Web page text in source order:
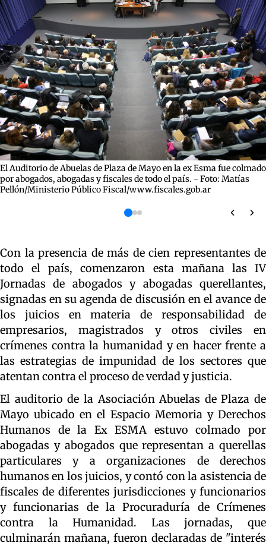
El Auditorio de Abuelas de Plaza de Mayo en la ex Esma fue colmado
por abogados, abogadas y fiscales de todo el país. - Foto: Matías
Pellón/Ministerio Público Fiscal/www.fiscales.gob.ar
Con la presencia de más de cien representantes de
todo el país, comenzaron esta mañana las IV
Jornadas de abogados y abogadas querellantes,
signadas en su agenda de discusión en el avance de
los juicios en materia de responsabilidad de
empresarios, magistrados y otros civiles en
crímenes contra la humanidad y en hacer frente a
las estrategias de impunidad de los sectores que
atentan contra el proceso de verdad y justicia.
El auditorio de la Asociación Abuelas de Plaza de
Mayo ubicado en el Espacio Memoria y Derechos
Humanos de la Ex ESMA estuvo colmado por
abogadas y abogados que representan a querellas
particulares y a organizaciones de derechos
humanos en los juicios, y contó con la asistencia de
fiscales de diferentes jurisdicciones y funcionarios
y funcionarias de la Procuraduría de Crímenes
contra la Humanidad. Las jornadas, que
culminarán mañana, fueron declaradas de "interés